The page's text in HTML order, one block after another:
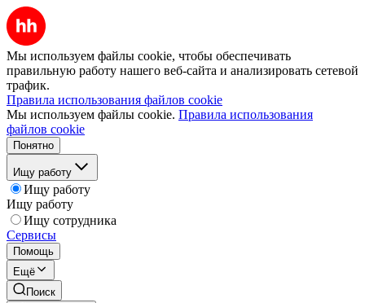
Мы используем файлы cookie, чтобы обеспечивать
правильную работу нашего веб-сайта и анализировать сетевой
трафик.
Правила использования файлов cookie
Мы используем файлы cookie. Правила использования
файлов cookie
Понятно
Ищу работу
Ищу работу
Ищу работу
Ищу сотрудника
Сервисы
Помощь
Ещё
Поиск